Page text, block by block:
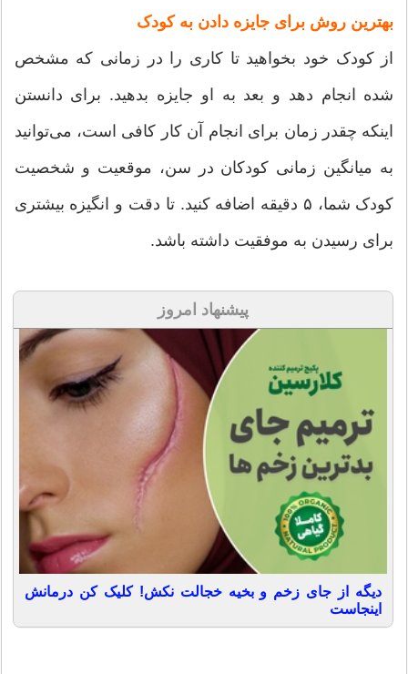
بهترین روش‌ برای جایزه دادن به کودک
از کودک خود بخواهید تا کاری را در زمانی که مشخص
شده انجام دهد و بعد به او جایزه بدهید. برای دانستن
اینکه چقدر زمان برای انجام آن کار کافی است، می‌توانید
به میانگین زمانی کودکان در سن، موقعیت و شخصیت
کودک شما، ۵ دقیقه اضافه کنید. تا دقت و انگیزه بیشتری
برای رسیدن به موفقیت داشته باشد.
پیشنهاد امروز
دیگه از جای زخم و بخیه خجالت نکش! کلیک کن درمانش
اینجاست